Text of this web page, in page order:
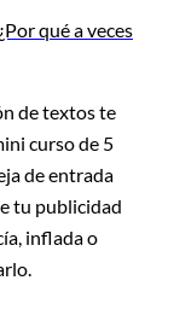
qué a veces
de textos te
curso de 5
de entrada
tu publicidad
inflada o